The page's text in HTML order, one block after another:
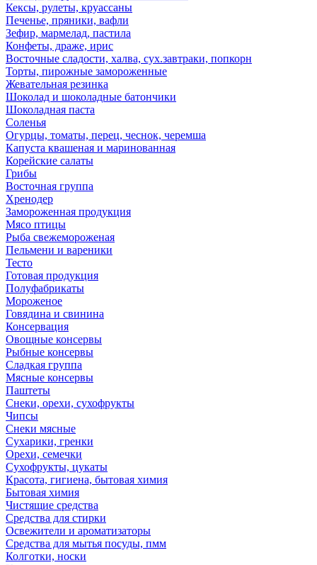
Кексы, рулеты, круассаны
Печенье, пряники, вафли
Зефир, мармелад, пастила
Конфеты, драже, ирис
Восточные сладости, халва, сух.завтраки, попкорн
Торты, пирожные замороженные
Жевательная резинка
Шоколад и шоколадные батончики
Шоколадная паста
Соленья
Огурцы, томаты, перец, чеснок, черемша
Капуста квашеная и маринованная
Корейские салаты
Грибы
Восточная группа
Хренодер
Замороженная продукция
Мясо птицы
Рыба свежемороженая
Пельмени и вареники
Тесто
Готовая продукция
Полуфабрикаты
Мороженое
Говядина и свинина
Консервация
Овощные консервы
Рыбные консервы
Сладкая группа
Мясные консервы
Паштеты
Снеки, орехи, сухофрукты
Чипсы
Снеки мясные
Сухарики, гренки
Орехи, семечки
Сухофрукты, цукаты
Красота, гигиена, бытовая химия
Бытовая химия
Чистящие средства
Средства для стирки
Освежители и ароматизаторы
Средства для мытья посуды, пмм
Колготки, носки